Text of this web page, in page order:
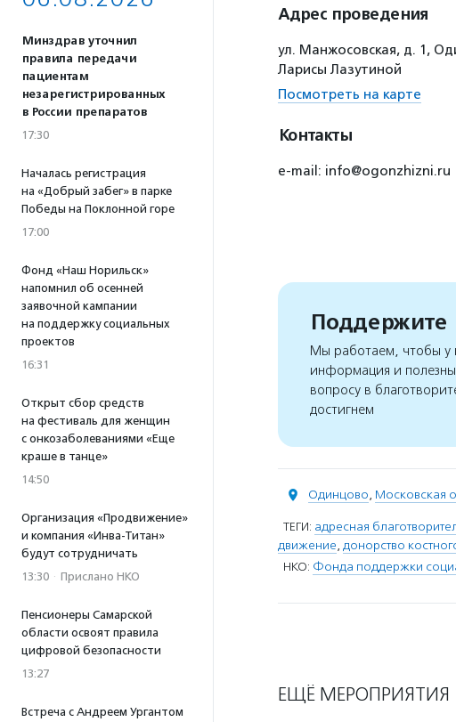
Минздрав уточнил
правила передачи
пациентам
незарегистрированных
в России препаратов
17:30
Началась регистрация
на «Добрый забег» в парке
Победы на Поклонной горе
17:00
Фонд «Наш Норильск»
напомнил об осенней
заявочной кампании
на поддержку социальных
проектов
16:31
Открыт сбор средств
на фестиваль для женщин
с онкозаболеваниями «Еще
краше в танце»
14:50
Организация «Продвижение»
и компания «Инва-Титан»
будут сотрудничать
13:30 · Прислано НКО
Пенсионеры Самарской
области освоят правила
цифровой безопасности
13:27
Встреча с Андреем Ургантом
Адрес проведения
ул. Манжосовская, д. 1,
Ларисы Лазутиной
Посмотреть на карте
Контакты
e-mail: info@ogonzhizni.ru
Поддержите
Мы работаем, чтобы у
информация и
вопросу в
достигнем
Одинцово, Московская
ТЕГИ: адресная
движение, донорство
НКО: Фонда поддержки
ЕЩЁ МЕРОПРИЯТИЯ